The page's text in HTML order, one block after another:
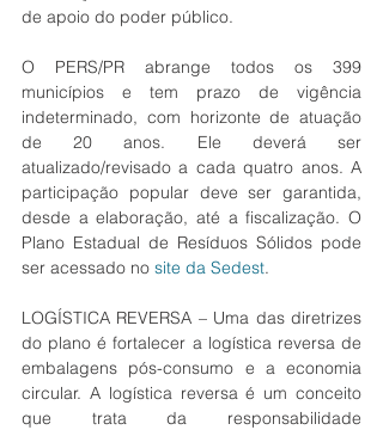
de apoio do poder público.
O PERS/PR abrange todos os 399
municípios e tem prazo de vigência
indeterminado, com horizonte de atuação
de 20 anos. Ele deverá ser
atualizado/revisado a cada quatro anos. A
participação popular deve ser garantida,
desde a elaboração, até a fiscalização. O
Plano Estadual de Resíduos Sólidos pode
ser acessado no site da Sedest.
LOGÍSTICA REVERSA – Uma das diretrizes
do plano é fortalecer a logística reversa de
embalagens pós-consumo e a economia
circular. A logística reversa é um conceito
que trata da responsabilidade